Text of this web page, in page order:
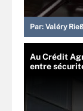
Par: Valéry
Au Crédit
entre